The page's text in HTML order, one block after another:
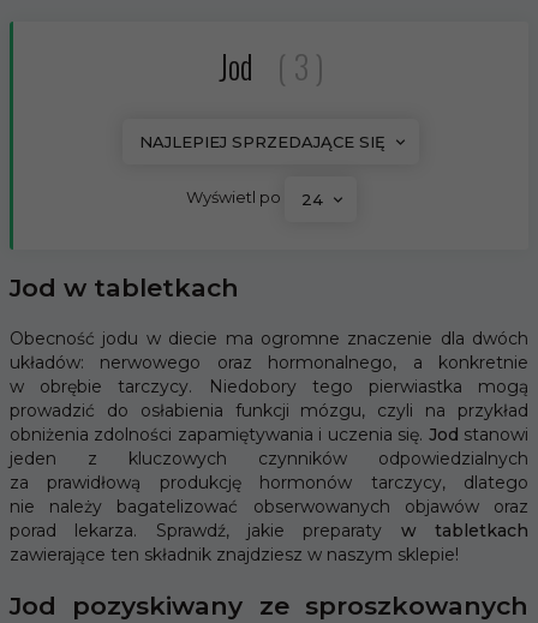
Jod 3
NAJLEPIEJ SPRZEDAJĄCE SIĘ
Wyświetl po 24
Jod w tabletkach
Obecność jodu w diecie ma ogromne znaczenie dla dwóch
układów: nerwowego oraz hormonalnego, a konkretnie
w obrębie tarczycy. Niedobory tego pierwiastka mogą
prowadzić do osłabienia funkcji mózgu, czyli na przykład
obniżenia zdolności zapamiętywania i uczenia się. Jod stanowi
jeden z kluczowych czynników odpowiedzialnych
za prawidłową produkcję hormonów tarczycy, dlatego
nie należy bagatelizować obserwowanych objawów oraz
porad lekarza. Sprawdź, jakie preparaty w tabletkach
zawierające ten składnik znajdziesz w naszym sklepie!
Jod pozyskiwany ze sproszkowanych